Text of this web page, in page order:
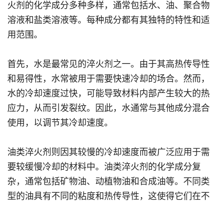
火剂的化学成分多种多样，通常包括水、油、聚合物
溶液和盐类溶液等。每种成分都有其独特的特性和适
用范围。
首先，水是最常见的淬火剂之一。由于其高热传导性
和易得性，水常被用于需要快速冷却的场合。然而，
水的冷却速度过快，可能导致材料内部产生较大的热
应力，从而引发裂纹。因此，水通常与其他成分混合
使用，以调节其冷却速度。
油类淬火剂则因其较慢的冷却速度而被广泛应用于需
要较缓慢冷却的材料中。油类淬火剂的化学成分复
杂，通常包括矿物油、动植物油和合成油等。不同类
型的油具有不同的粘度和热传导性，这使得它们在不